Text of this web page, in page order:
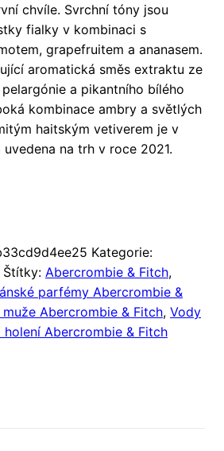
chvíle. Svrchní tóny jsou
fialky v kombinaci s
grapefruitem a ananasem.
aromatická směs extraktu ze
a pikantního bílého
kombinace ambry a světlých
haitským vetiverem je v
na trh v roce 2021.
Kategorie:
Štítky: Abercrombie & Fitch,
parfémy Abercrombie &
Abercrombie & Fitch, Vody
holení Abercrombie & Fitch